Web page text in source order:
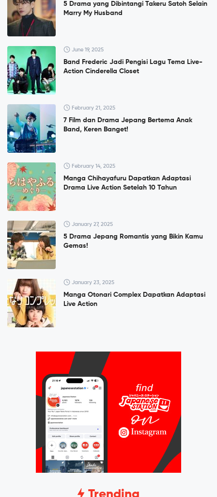
5 Drama yang Dibintangi Takeru Satoh Selain
Marry My Husband
June 19, 2025
Band Frederic Jadi Pengisi Lagu Tema Live-
Action Cinderella Closet
February 21, 2025
7 Film dan Drama Jepang Bertema Anak
Band, Keren Banget!
February 14, 2025
Manga Chihayafuru Dapatkan Adaptasi
Drama Live Action Setelah 10 Tahun
January 27, 2025
5 Drama Jepang Romantis yang Bikin Kamu
Gemas!
January 23, 2025
Manga Otonari Complex Dapatkan Adaptasi
Live Action